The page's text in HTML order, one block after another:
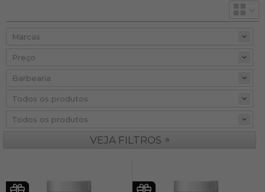
Preço
VEJA FILTROS »